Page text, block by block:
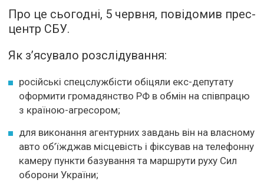
Про це сьогодні, 5 червня, повідомив прес-
центр СБУ.
Як з’ясувало розслідування:
російські спецслужбісти обіцяли екс-депутату
оформити громадянство РФ в обмін на співпрацю
з країною-агресором;
для виконання агентурних завдань він на власному
авто об’їжджав місцевість і фіксував на телефонну
камеру пункти базування та маршрути руху Сил
оборони України;